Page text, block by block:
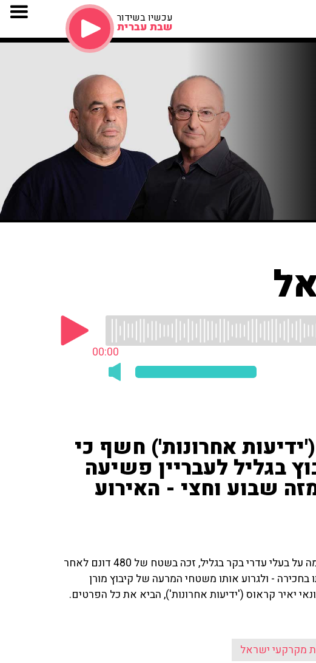
עכשיו בשידור
שבת עברית
00:00
אחרונות') חשף כי
בגליל לעבריין פשיעה
שבוע וחצי - האירוע
עבריין פשיעה חקלאית, שהטיל במשך שנים אימה על בעלי עדרי בקר בגליל, זכה בשטח של 480 דונם לאחר
- ולגרוע אותו משטחי המרעה של קיבוץ מורן
מקרקעי ישראל